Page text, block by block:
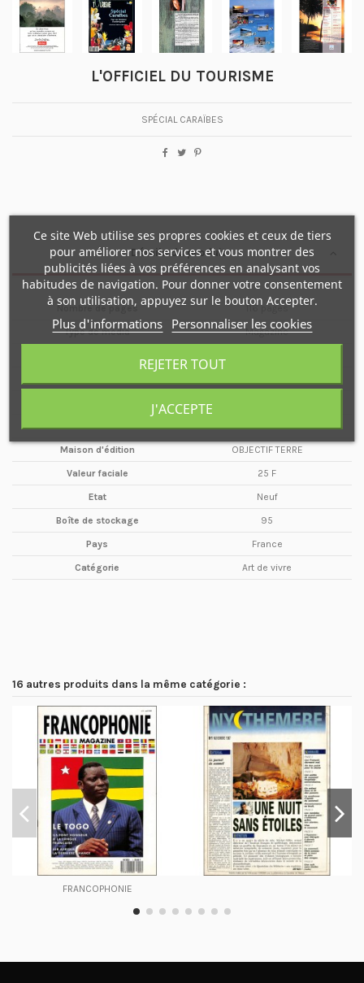
L'OFFICIEL DU TOURISME
SPÉCIAL CARAÏBES
Détails du produit
Nombre de pages 116 pages
Type de média Magazine
Périodicité Bimestriel
Maison d'édition OBJECTIF TERRE
Valeur faciale 25 F
Etat Neuf
Boîte de stockage 95
Pays France
Catégorie Art de vivre
16 autres produits dans la même catégorie :
FRANCOPHONIE
Ce site Web utilise ses propres cookies et ceux de tiers
pour améliorer nos services et vous montrer des
publicités liées à vos préférences en analysant vos
habitudes de navigation. Pour donner votre consentement
à son utilisation, appuyez sur le bouton Accepter.
Plus d'informations Personnaliser les cookies
REJETER TOUT
J'ACCEPTE